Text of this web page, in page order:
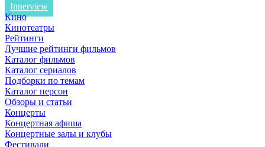
Innerview
Кино
Кинотеатры
Рейтинги
Лучшие рейтинги фильмов
Каталог фильмов
Каталог сериалов
Подборки по темам
Каталог персон
Обзоры и статьи
Концерты
Концертная афиша
Концертные залы и клубы
Фестивали